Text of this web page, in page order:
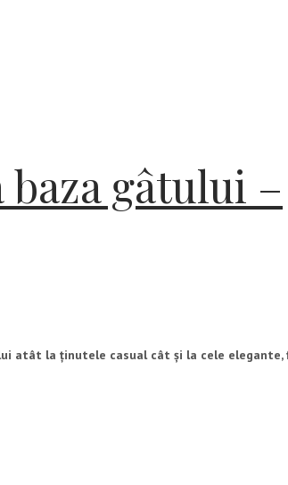
gâtului –
atât la ținutele casual cât și la cele elegante,